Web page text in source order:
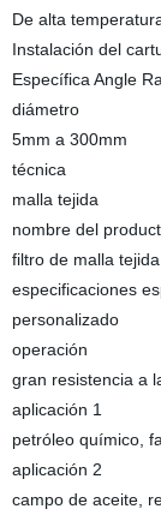
De alta
Instalación del
Específica Angle
diámetro
5mm a 300mm
técnica
malla tejida
nombre del
filtro de malla
especificaciones
personalizado
operación
gran resistencia a
aplicación 1
petróleo químico,
aplicación 2
campo de aceite,